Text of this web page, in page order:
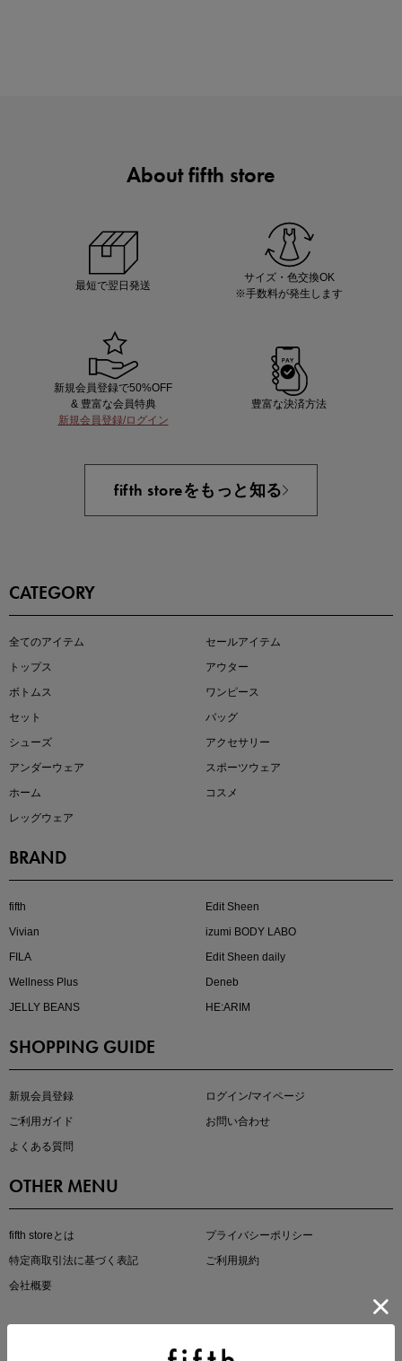
買えば買うほどお得! 最大半額クーポン
近日販売のアイテムを先見せ
真夏のオフィスカジュアル
About fifth store
最短で翌日発送
サイズ・色交換OK
※手数料が発生します
新規会員登録で50%OFF
& 豊富な会員特典
新規会員登録/ログイン
豊富な決済方法
fifth storeをもっと知る
CATEGORY
全てのアイテム
セールアイテム
トップス
アウター
ボトムス
ワンピース
セット
バッグ
シューズ
アクセサリー
アンダーウェア
スポーツウェア
ホーム
コスメ
レッグウェア
BRAND
fifth
Edit Sheen
Vivian
izumi BODY LABO
FILA
Edit Sheen daily
Wellness Plus
Deneb
JELLY BEANS
HE:ARIM
SHOPPING GUIDE
新規会員登録
ログイン/マイページ
ご利用ガイド
お問い合わせ
よくある質問
OTHER MENU
fifth storeとは
プライバシーポリシー
特定商取引法に基づく表記
ご利用規約
会社概要